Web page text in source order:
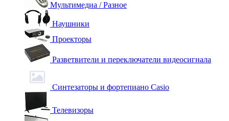
Мультимедиа / Разное
Наушники
Проекторы
Разветвители и переключатели видеосигнала
Синтезаторы и фортепиано Casio
Телевизоры